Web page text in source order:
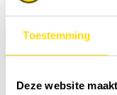
Toestemming
Deze website
afgestemd op uw
met
alternatief met een
originele